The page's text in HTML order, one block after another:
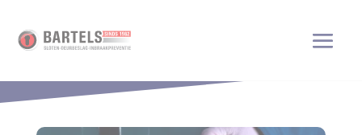
Onze werkzaamheden